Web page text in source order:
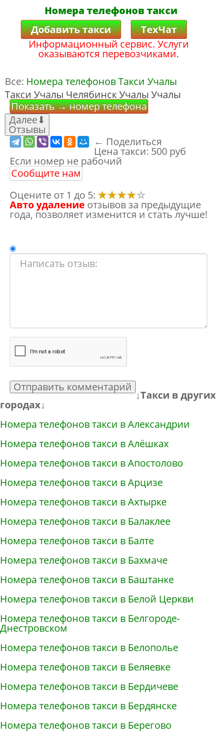
Номера телефонов такси
Добавить такси
ТехЧат
Информационный сервис. Услуги
оказываются перевозчиками.
Все: Номера телефонов Такси Учалы
Такси Учалы Челябинск Учалы Учалы
Показать → номер телефона
Далее⬇
Отзывы
← Поделиться
Цена такси: 500 руб
Если номер не рабочий
Сообщите нам
Оцените от 1 до 5:
Авто удаление отзывов за предыдущие
года, позволяет изменится и стать лучше!
Отправить комментарий
↓Такси в других
городах↓
Номера телефонов такси в Александрии
Номера телефонов такси в Алёшках
Номера телефонов такси в Апостолово
Номера телефонов такси в Арцизе
Номера телефонов такси в Ахтырке
Номера телефонов такси в Балаклее
Номера телефонов такси в Балте
Номера телефонов такси в Бахмаче
Номера телефонов такси в Баштанке
Номера телефонов такси в Белой Церкви
Номера телефонов такси в Белгороде-
Днестровском
Номера телефонов такси в Белополье
Номера телефонов такси в Беляевке
Номера телефонов такси в Бердичеве
Номера телефонов такси в Бердянске
Номера телефонов такси в Берегово